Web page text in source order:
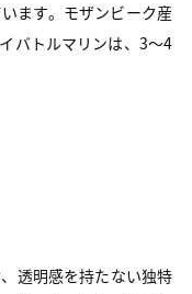
ます。モザンビーク産
バトルマリンは、3～4
透明感を持たない独特